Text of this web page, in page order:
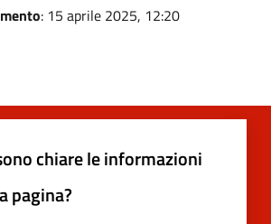
: 15 aprile 2025, 12:20
chiare le informazioni
pagina?